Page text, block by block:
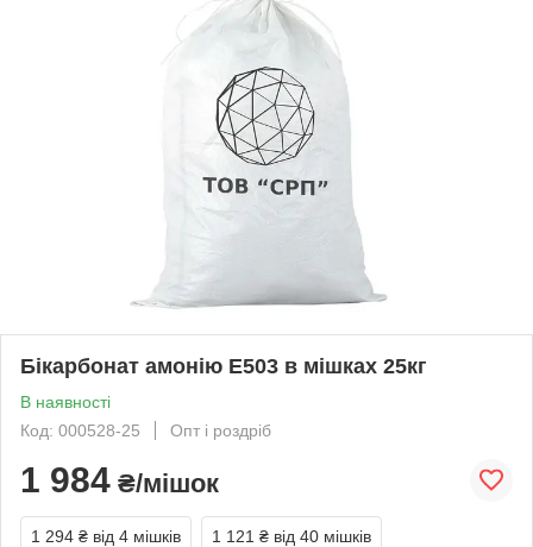
Бікарбонат амонію Е503 в мішках 25кг
В наявності
Код: 000528-25
Опт і роздріб
1 984 ₴/мішок
1 294 ₴ від 4 мішків 1 121 ₴ від 40 мішків